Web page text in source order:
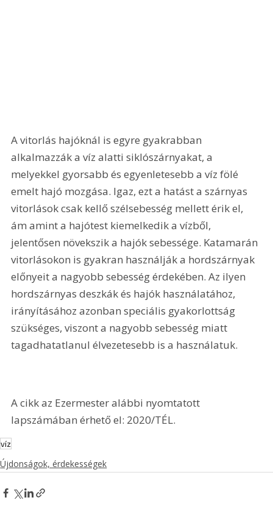
A vitorlás hajóknál is egyre gyakrabban
alkalmazzák a víz alatti siklószárnyakat, a
melyekkel gyorsabb és egyenletesebb a víz fölé
emelt hajó mozgása. Igaz, ezt a hatást a szárnyas
vitorlások csak kellő szélsebesség mellett érik el,
ám amint a hajótest kiemelkedik a vízből,
jelentősen növekszik a hajók sebessége. Katamarán
vitorlásokon is gyakran használják a hordszárnyak
előnyeit a nagyobb sebesség érdekében. Az ilyen
hordszárnyas deszkák és hajók használatához,
irányításához azonban speciális gyakorlottság
szükséges, viszont a nagyobb sebesség miatt
tagadhatatlanul élvezetesebb is a használatuk.
A cikk az Ezermester alábbi nyomtatott
lapszámában érhető el: 2020/TÉL.
víz
Újdonságok, érdekességek